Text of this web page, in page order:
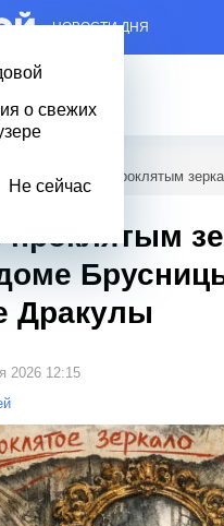
– НОВОСТИ ДНЯ
о свежих
Не сейчас
Особняк с проклятым
проклятым
Дракулы
2026 12:15